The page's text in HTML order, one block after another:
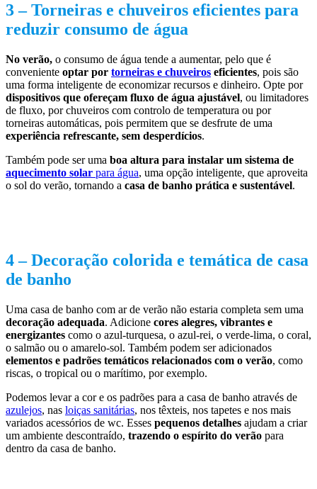
3 –Torneiras e chuveiros eficientes para
reduzir consumo de água
No verão, o consumo de água tende a aumentar, pelo que é
conveniente optar por torneiras e chuveiros eficientes, pois são
uma forma inteligente de economizar recursos e dinheiro. Opte por
dispositivos que ofereçam fluxo de água ajustável, ou limitadores
de fluxo, por chuveiros com controlo de temperatura ou por
torneiras automáticas, pois permitem que se desfrute de uma
experiência refrescante, sem desperdícios.
Também pode ser uma boa altura para instalar um sistema de
aquecimento solar para água, uma opção inteligente, que aproveita
o sol do verão, tornando a casa de banho prática e sustentável.
4 –Decoração colorida e temática de casa
de banho
Uma casa de banho com ar de verão não estaria completa sem uma
decoração adequada. Adicione cores alegres, vibrantes e
energizantes como o azul-turquesa, o azul-rei, o verde-lima, o coral,
o salmão ou o amarelo-sol. Também podem ser adicionados
elementos e padrões temáticos relacionados com o verão, como
riscas, o tropical ou o marítimo, por exemplo.
Podemos levar a cor e os padrões para a casa de banho através de
azulejos, nas loiças sanitárias, nos têxteis, nos tapetes e nos mais
variados acessórios de wc. Esses pequenos detalhes ajudam a criar
um ambiente descontraído, trazendo o espírito do verão para
dentro da casa de banho.